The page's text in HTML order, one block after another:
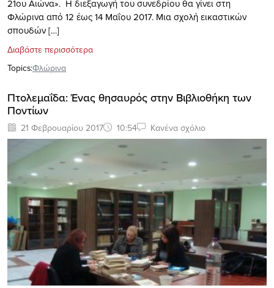
21ου Αιώνα». Η διεξαγωγή του συνεδρίου θα γίνει στη
Φλώρινα από 12 έως 14 Μαΐου 2017. Μια σχολή εικαστικών
σπουδών […]
Διαβάστε περισσότερα
Topics:Φλώρινα
Πτολεμαΐδα: Ένας θησαυρός στην Βιβλιοθήκη των
Ποντίων
21 Φεβρουαρίου 2017 10:54 Κανένα σχόλιο